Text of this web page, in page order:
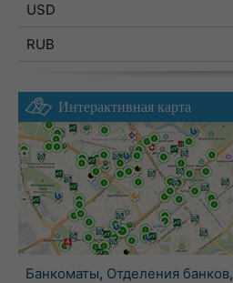
USD
RUB
Интерактивная карта
Банкоматы, Отделения банков,